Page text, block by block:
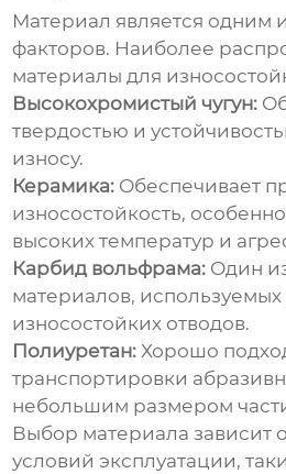
Материал является одним
факторов. Наиболее
материалы для
Высокохромистый чугун:
твердостью и
износу.
Керамика: Обеспечивает
износостойкость,
высоких температур и
Карбид вольфрама: Один
материалов, используемых
износостойких отводов.
Полиуретан: Хорошо
транспортировки
небольшим размером
Выбор материала зависит
условий эксплуатации,